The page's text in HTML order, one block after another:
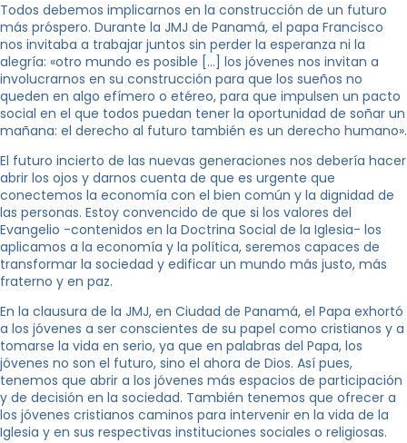
Todos debemos implicarnos en la construcción de un futuro
más próspero. Durante la JMJ de Panamá, el papa Francisco
nos invitaba a trabajar juntos sin perder la esperanza ni la
alegría: «otro mundo es posible […] los jóvenes nos invitan a
involucrarnos en su construcción para que los sueños no
queden en algo efímero o etéreo, para que impulsen un pacto
social en el que todos puedan tener la oportunidad de soñar un
mañana: el derecho al futuro también es un derecho humano».
El futuro incierto de las nuevas generaciones nos debería hacer
abrir los ojos y darnos cuenta de que es urgente que
conectemos la economía con el bien común y la dignidad de
las personas. Estoy convencido de que si los valores del
Evangelio -contenidos en la Doctrina Social de la Iglesia- los
aplicamos a la economía y la política, seremos capaces de
transformar la sociedad y edificar un mundo más justo, más
fraterno y en paz.
En la clausura de la JMJ, en Ciudad de Panamá, el Papa exhortó
a los jóvenes a ser conscientes de su papel como cristianos y a
tomarse la vida en serio, ya que en palabras del Papa, los
jóvenes no son el futuro, sino el ahora de Dios. Así pues,
tenemos que abrir a los jóvenes más espacios de participación
y de decisión en la sociedad. También tenemos que ofrecer a
los jóvenes cristianos caminos para intervenir en la vida de la
Iglesia y en sus respectivas instituciones sociales o religiosas.